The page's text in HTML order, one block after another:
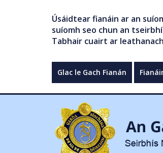
Úsáidtear fianáin ar an
suíomh seo chun an
Tabhair cuairt ar
Glac le Gach Fianán